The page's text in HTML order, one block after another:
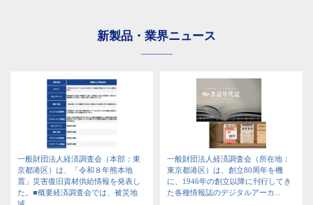
新製品・業界ニュース
一般財団法人経済調査会（本部：東
京都港区）は、「令和８年熊本地
震」災害復旧資材供給情報を発表し
た。■概要経済調査会では、被災地
一般財団法人経済調査会（所在地：
東京都港区）は、創立80周年を機
に、1946年の創立以降に刊行してき
た各種情報誌のデジタルアーカ...